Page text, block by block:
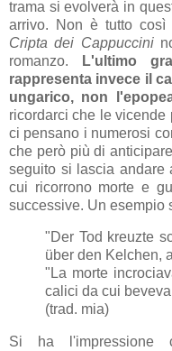
trama si evolverà in
arrivo. Non è tutto così
Cripta dei Cappuccini
romanzo.
L'ultimo
rappresenta invece il
ungarico, non
ricordarci che le vicende
ci pensano i numerosi
che però più di
seguito si lascia andare
cui ricorrono morte e
successive. Un esempio
"Der Tod kreuzte
über den Kelchen,
"La morte
calici da cui
(trad. mia)
Si ha l'impressione